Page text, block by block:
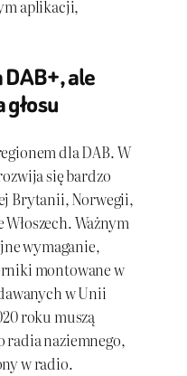
aplikacji,
ale
dla DAB. W
się bardzo
Brytanii, Norwegii,
Ważnym
wymaganie,
montowane w
w Unii
roku muszą
naziemnego,
w radio.